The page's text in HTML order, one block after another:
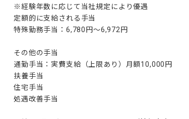
※経験年数に応じて当社規定により優遇
定額的に支給される手当
特殊勤務手当：6,780円～6,972円
その他の手当
通勤手当：実費支給（上限あり）月額10,000円
扶養手当
住宅手当
処遇改善手当